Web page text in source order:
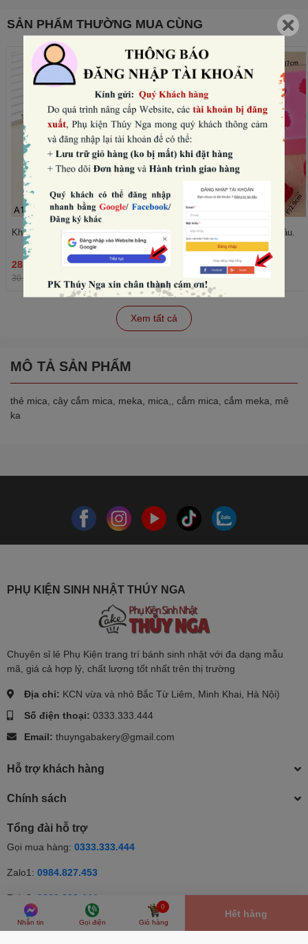
SẢN PHẨM THƯỜNG MUA CÙNG
Khuôn silicon- 6 quả mâm xôi.
28.800₫
30.000₫
Khuôn silicon- 4 quả dâu.
36.480₫
Xem tất cả
MÔ TẢ SẢN PHẨM
thẻ mica, cây cắm mica, meka, mica,, cắm mica, cắm meka, mê
ka
PHỤ KIỆN SINH NHẬT THÚY NGA
Chuyên sỉ lẻ Phụ Kiện trang trí bánh sinh nhật với đa dạng mẫu
mã, giá cả hợp lý, chất lượng tốt nhất trên thị trường
Địa chỉ: KCN vừa và nhỏ Bắc Từ Liêm, Minh Khai, Hà Nội)
Số điện thoại: 0333.333.444
Email: thuyngabakery@gmail.com
Hỗ trợ khách hàng
Chính sách
Tổng đài hỗ trợ
Gọi mua hàng: 0333.333.444
Zalo1: 0984.827.453
Zalo2: 0333.333.444
Nhắn tin Gọi điện
0
Giỏ hàng
Hết hàng